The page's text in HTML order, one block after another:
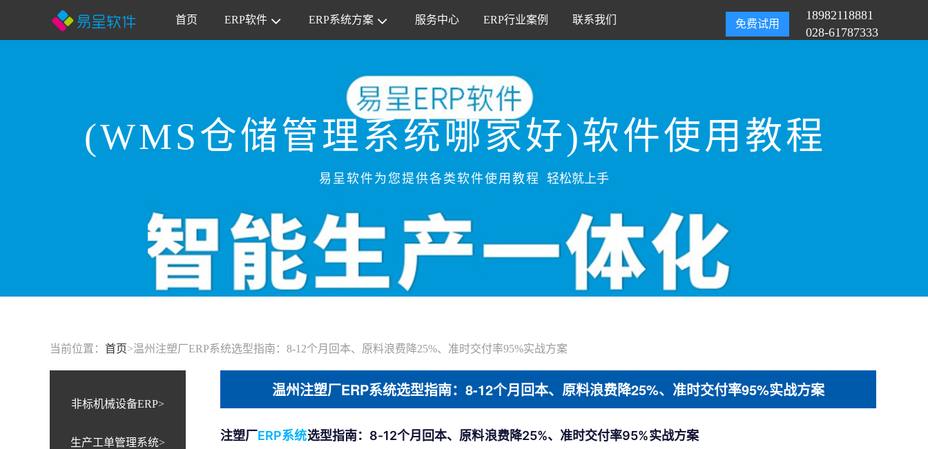
免费试用
18982118881
028-61787333
首页 ERP软件 ERP系统方案 服务中心 ERP行业案例 联系我们
(WMS仓储管理系统哪家好)软件使用教程
易呈软件为您提供各类软件使用教程 轻松就上手
当前位置： 首页>温州注塑厂ERP系统选型指南：8-12个月回本、原料浪费降25%、准时交付率95%实战方案
非标机械设备ERP>
生产工单管理系统>
温州注塑厂ERP系统选型指南：8-12个月回本、原料浪费降25%、准时交付率95%实战方案
注塑厂ERP系统选型指南：8-12个月回本、原料浪费降25%、准时交付率95%实战方案